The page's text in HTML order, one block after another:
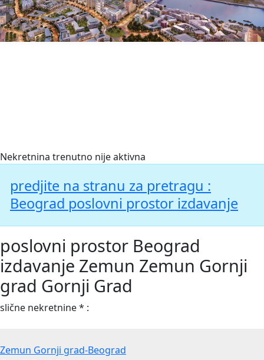
BerzaNekretnina.org
Nekretnina trenutno nije aktivna
predjite na stranu za pretragu :
Beograd poslovni prostor izdavanje
poslovni prostor Beograd
izdavanje Zemun Zemun Gornji
grad Gornji Grad
slične nekretnine * :
Zemun Gornji grad-Beograd